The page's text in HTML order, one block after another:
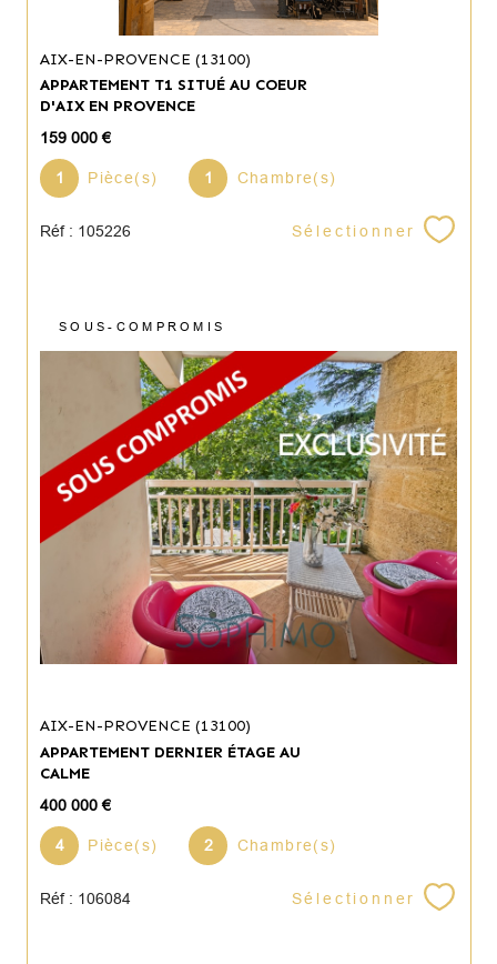
AIX-EN-PROVENCE (13100)
APPARTEMENT T1 SITUÉ AU COEUR
D'AIX EN PROVENCE
159 000 €
1 Pièce(s) 1 Chambre(s)
Réf : 105226 Sélectionner
SOUS-COMPROMIS
AIX-EN-PROVENCE (13100)
APPARTEMENT DERNIER ÉTAGE AU
CALME
400 000 €
4 Pièce(s) 2 Chambre(s)
Réf : 106084 Sélectionner